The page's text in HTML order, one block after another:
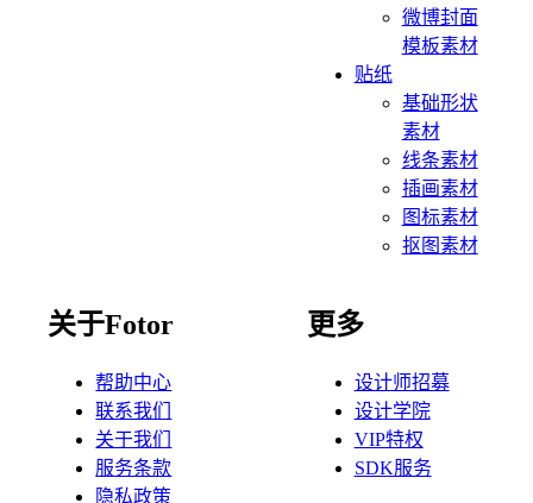
微博封面
模板素材
贴纸
基础形状
素材
线条素材
插画素材
图标素材
抠图素材
关于Fotor
帮助中心
联系我们
关于我们
服务条款
隐私政策
更多
设计师招募
设计学院
VIP特权
SDK服务